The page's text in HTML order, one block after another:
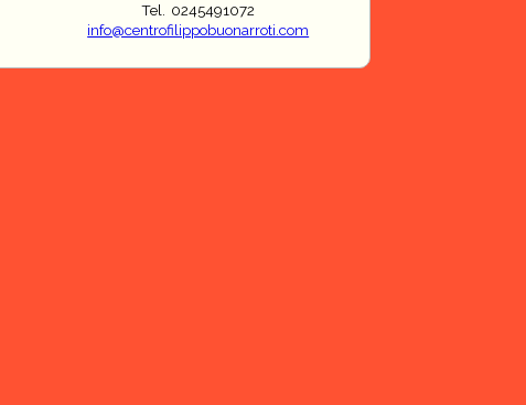
Tel. 0245491072
info@centrofilippobuonarroti.com